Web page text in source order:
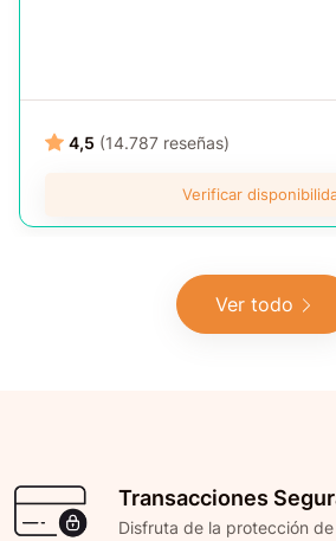
4,5 (14.787 reseñas)
Verificar
Ver todo
Transacciones
Disfruta de la protección